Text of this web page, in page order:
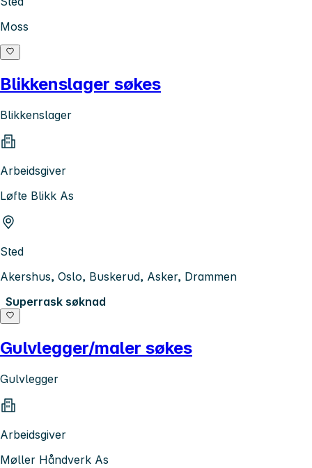
Moss
Blikkenslager søkes
Blikkenslager
Arbeidsgiver
Løfte Blikk As
Sted
Akershus, Oslo, Buskerud, Asker, Drammen
Superrask søknad
Gulvlegger/maler søkes
Gulvlegger
Arbeidsgiver
Møller Håndverk As